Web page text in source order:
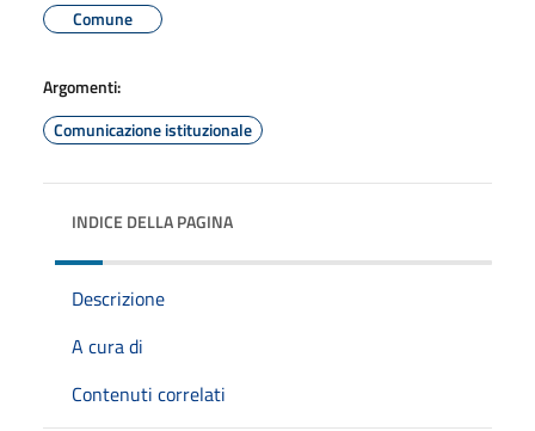
Comune
Argomenti:
Comunicazione istituzionale
INDICE DELLA PAGINA
Descrizione
A cura di
Contenuti correlati